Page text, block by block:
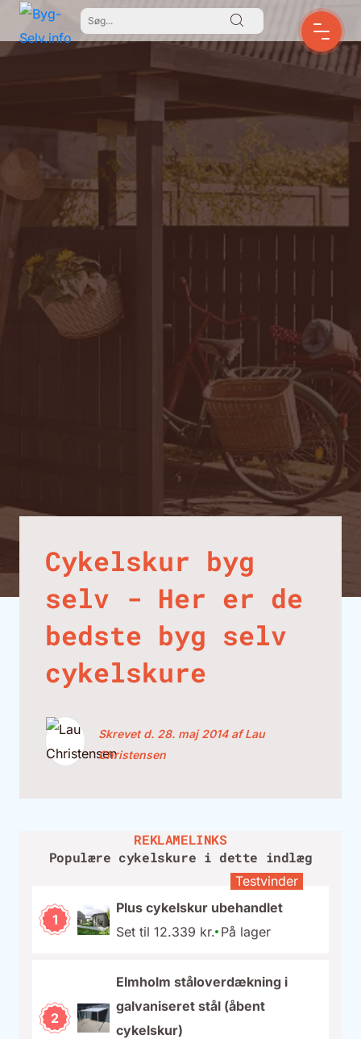
Cykelskur byg
selv - Her er de
bedste byg selv
cykelskure
Skrevet d. 28. maj 2014 af Lau
Christensen
Populære cykelskure i dette indlæg
Testvinder
1
Plus cykelskur ubehandlet
Set til 12.339 kr. På lager
2
Elmholm ståloverdækning i
galvaniseret stål (åbent
cykelskur)